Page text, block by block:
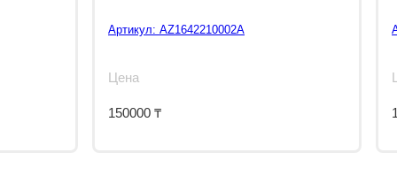
Артикул: AZ1642210002A
Цена
150000 ₸